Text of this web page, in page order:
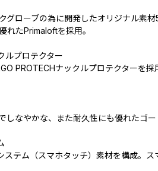
グローブの為に開発したオリジナル素材
れたPrimaloftを採用。
ルプロテクター
PROTECHナックルプロテクターを
しなやかな、また耐久性にも優れたゴー
テム（スマホタッチ）素材を構成。ス